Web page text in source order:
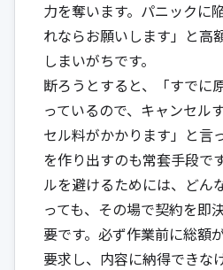
力を奪います。パニックに
れならお願いします」と高
しまいがちです。
断ろうとすると、「すでに
っているので、キャンセル
セル料がかかります」と言
を作り出すのも常套手段で
ルを避けるためには、どん
っても、その場で契約を即
要です。必ず作業前に総額
要求し、内容に納得できな